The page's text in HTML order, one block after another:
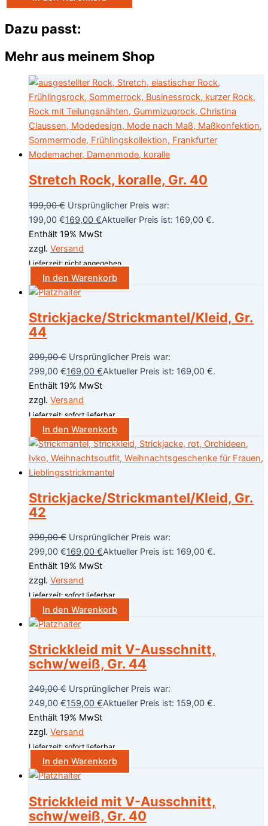
Dazu passt:
Mehr aus meinem Shop
Stretch Rock, koralle, Gr. 40
199,00€ Ursprünglicher Preis war:
199,00 €169,00 €Aktueller Preis ist: 169,00 €.
Enthält 19% MwSt
zzgl. Versand
Lieferzeit: nicht angegeben
In den Warenkorb
Strickjacke/Strickmantel/Kleid, Gr.
44
299,00€ Ursprünglicher Preis war:
299,00 €169,00 €Aktueller Preis ist: 169,00 €.
Enthält 19% MwSt
zzgl. Versand
Lieferzeit: sofort lieferbar
In den Warenkorb
Strickjacke/Strickmantel/Kleid, Gr.
42
299,00€ Ursprünglicher Preis war:
299,00 €169,00 €Aktueller Preis ist: 169,00 €.
Enthält 19% MwSt
zzgl. Versand
Lieferzeit: sofort lieferbar
In den Warenkorb
Strickkleid mit V-Ausschnitt,
schw/weiß, Gr. 44
249,00€ Ursprünglicher Preis war:
249,00 €159,00 €Aktueller Preis ist: 159,00 €.
Enthält 19% MwSt
zzgl. Versand
Lieferzeit: sofort lieferbar
In den Warenkorb
Strickkleid mit V-Ausschnitt,
schw/weiß, Gr. 40